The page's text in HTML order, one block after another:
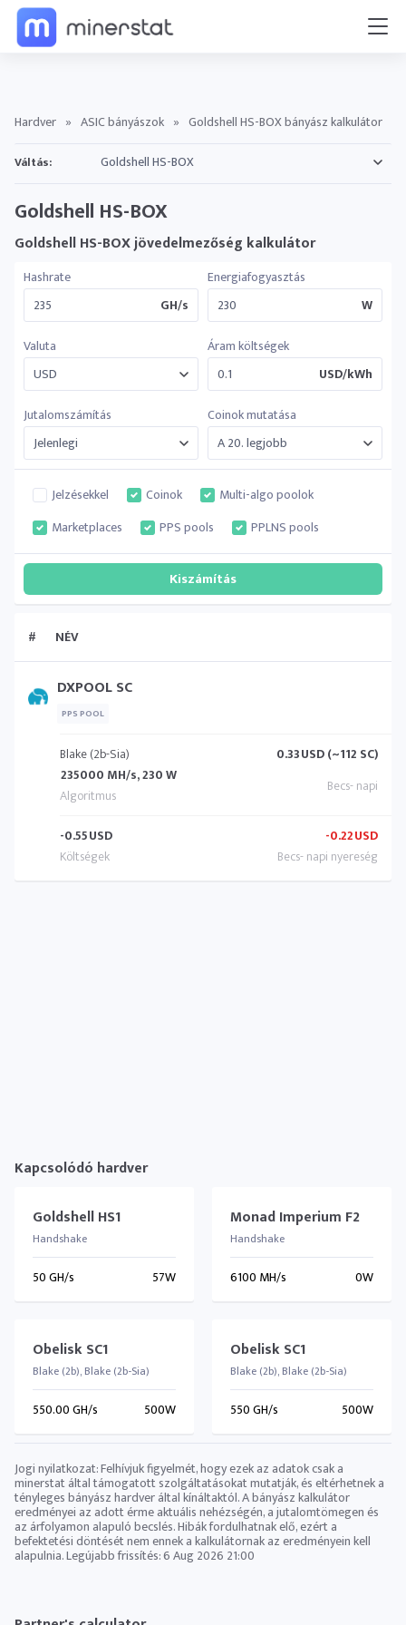
Hardver » ASIC bányászok » Goldshell HS-BOX bányász kalkulátor
Váltás:
Goldshell HS-BOX
Goldshell HS-BOX jövedelmezőség kalkulátor
Hashrate
GH/s
Energiafogyasztás
W
Valuta
Áram költségek
USD/kWh
Jutalomszámítás
Coinok mutatása
Jelzésekkel Coinok
Multi-algo poolok
Marketplaces
PPS pools PPLNS pools
# NÉV
DXPOOL SC
PPS POOL
Blake (2b-Sia)
235000 MH/s, 230 W
0.33USD (~112 SC)
-0.55USD -0.22USD
Kapcsolódó hardver
Goldshell HS1
Handshake
50 GH/s 57W
Monad Imperium F2
Handshake
6100 MH/s 0W
Obelisk SC1
Blake (2b), Blake (2b-Sia)
550.00 GH/s 500W
Obelisk SC1
Blake (2b), Blake (2b-Sia)
550 GH/s 500W
Jogi nyilatkozat: Felhívjuk figyelmét, hogy ezek az adatok csak a
minerstat által támogatott szolgáltatásokat mutatják, és eltérhetnek a
tényleges bányász ​​hardver által kínáltaktól. A bányász ​​kalkulátor
eredményei az adott érme aktuális nehézségén, a jutalomtömegen és
az árfolyamon alapuló becslés. Hibák fordulhatnak elő, ezért a
befektetési döntését nem ennek a kalkulátornak az eredményein kell
alapulnia. Legújabb frissítés:6 Aug 2026 21:00